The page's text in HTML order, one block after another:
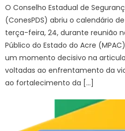
O Conselho Estadual de
(ConesPDS) abriu o calendário
terça-feira, 24, durante reunião
Público do Estado do Acre
um momento decisivo na
voltadas ao enfrentamento da
ao fortalecimento da […]